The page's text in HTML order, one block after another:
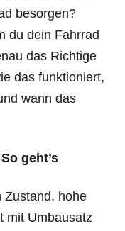
besorgen?
du dein Fahrrad
das Richtige
das funktioniert,
wann das
geht’s
Zustand, hohe
mit Umbausatz